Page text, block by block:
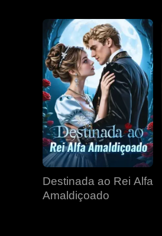
Destinada ao Rei Alfa
Amaldiçoado